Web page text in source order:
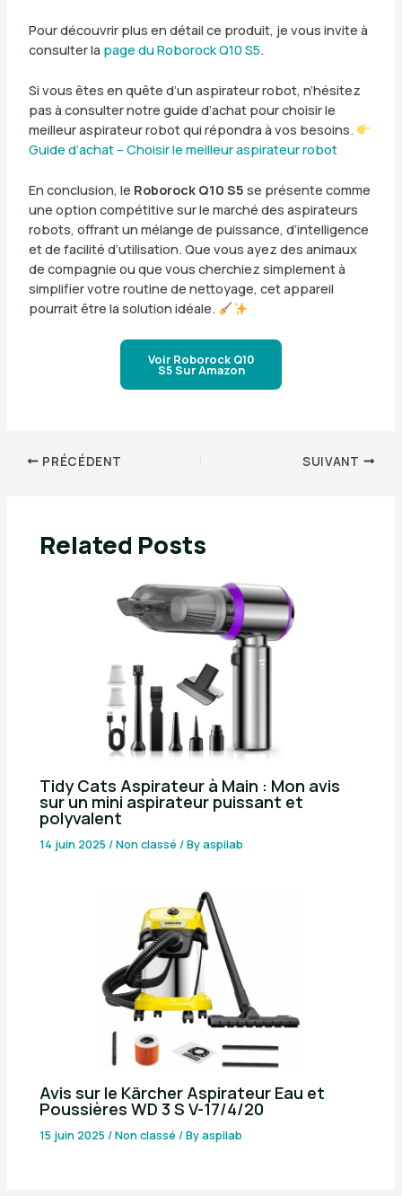
Pour découvrir plus en détail ce produit, je vous invite à
consulter la page du Roborock Q10 S5.
Si vous êtes en quête d’un aspirateur robot, n’hésitez
pas à consulter notre guide d’achat pour choisir le
meilleur aspirateur robot qui répondra à vos besoins.
Guide d’achat – Choisir le meilleur aspirateur robot
En conclusion, le Roborock Q10 S5 se présente comme
une option compétitive sur le marché des aspirateurs
robots, offrant un mélange de puissance, d’intelligence
et de facilité d’utilisation. Que vous ayez des animaux
de compagnie ou que vous cherchiez simplement à
simplifier votre routine de nettoyage, cet appareil
pourrait être la solution idéale.
Voir Roborock Q10
S5 Sur Amazon
PRÉCÉDENT SUIVANT
Related Posts
Tidy Cats Aspirateur à Main : Mon avis
sur un mini aspirateur puissant et
polyvalent
14 juin 2025/Non classé / Byaspilab
Avis sur le Kärcher Aspirateur Eau et
Poussières WD 3 S V-17/4/20
15 juin 2025/Non classé / Byaspilab